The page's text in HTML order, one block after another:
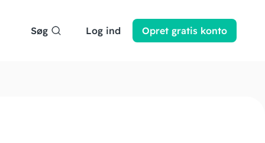
Søg Log ind Opret gratis konto